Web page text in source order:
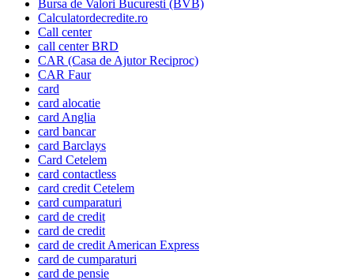
Bursa de Valori Bucuresti (BVB)
Calculatordecredite.ro
Call center
call center BRD
CAR (Casa de Ajutor Reciproc)
CAR Faur
card
card alocatie
card Anglia
card bancar
card Barclays
Card Cetelem
card contactless
card credit Cetelem
card cumparaturi
card de credit
card de credit
card de credit American Express
card de cumparaturi
card de pensie